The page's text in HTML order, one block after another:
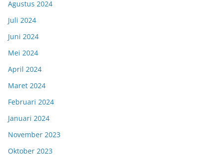
Agustus 2024
Juli 2024
Juni 2024
Mei 2024
April 2024
Maret 2024
Februari 2024
Januari 2024
November 2023
Oktober 2023